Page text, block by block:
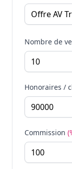
Nombre de
Honoraires /
Commission